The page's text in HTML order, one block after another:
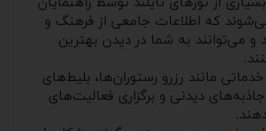
که اطلاعات جامعی از فرهنگ و
و می‌توانند به شما در دیدن بهترین
خدماتی مانند رزرو رستوران‌ها، بلیط‌های
دیدنی و برگزاری فعالیت‌های